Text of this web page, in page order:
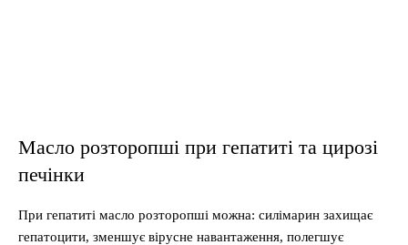
Масло розторопші при гепатиті та цирозі
печінки
При гепатиті масло розторопші можна: силімарин захищає
гепатоцити, зменшує вірусне навантаження, полегшує